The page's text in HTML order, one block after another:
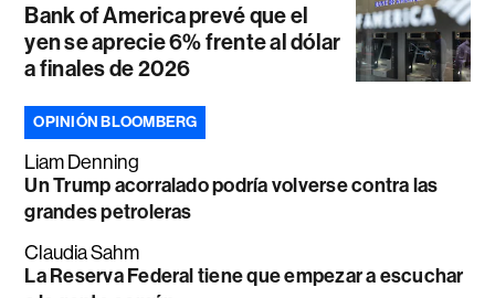
Bank of America prevé que el
yen se aprecie 6% frente al dólar
a finales de 2026
OPINIÓN BLOOMBERG
Liam Denning
Un Trump acorralado podría volverse contra las
grandes petroleras
Claudia Sahm
La Reserva Federal tiene que empezar a escuchar